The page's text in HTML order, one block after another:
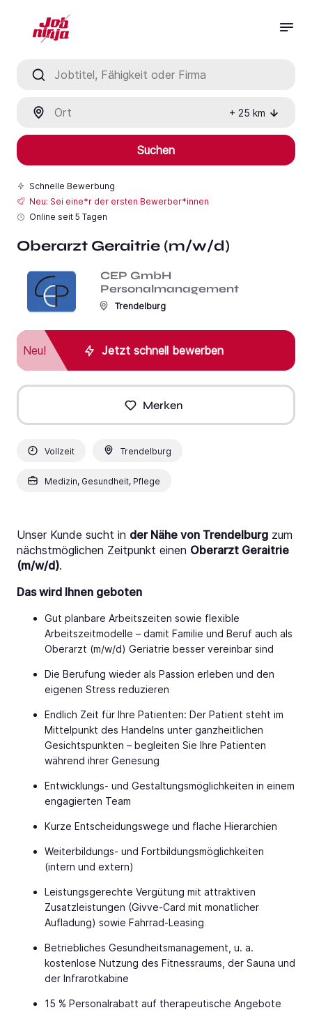
+ 25 km
Suchen
Schnelle Bewerbung
Neu: Sei eine*r der ersten Bewerber*innen
Online seit 5 Tagen
Oberarzt Geraitrie (m/w/d)
CEP GmbH
Personalmanagement
Trendelburg
Jetzt schnell bewerben
Neu!
Merken
Vollzeit Trendelburg
Medizin, Gesundheit, Pflege
Unser Kunde sucht in der Nähe von Trendelburg zum
nächstmöglichen Zeitpunkt einen Oberarzt Geraitrie
(m/w/d).
Das wird Ihnen geboten
Gut planbare Arbeitszeiten sowie flexible
Arbeitszeitmodelle – damit Familie und Beruf auch als
Oberarzt (m/w/d) Geriatrie besser vereinbar sind
Die Berufung wieder als Passion erleben und den
eigenen Stress reduzieren
Endlich Zeit für Ihre Patienten: Der Patient steht im
Mittelpunkt des Handelns unter ganzheitlichen
Gesichtspunkten – begleiten Sie Ihre Patienten
während ihrer Genesung
Entwicklungs- und Gestaltungsmöglichkeiten in einem
engagierten Team
Kurze Entscheidungswege und flache Hierarchien
Weiterbildungs- und Fortbildungsmöglichkeiten
(intern und extern)
Leistungsgerechte Vergütung mit attraktiven
Zusatzleistungen (Givve-Card mit monatlicher
Aufladung) sowie Fahrrad-Leasing
Betriebliches Gesundheitsmanagement, u. a.
kostenlose Nutzung des Fitnessraums, der Sauna und
der Infrarotkabine
15 % Personalrabatt auf therapeutische Angebote